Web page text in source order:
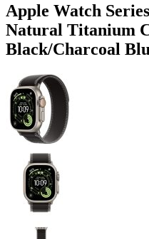
Apple Watch
Natural Titanium
Black/Charcoal